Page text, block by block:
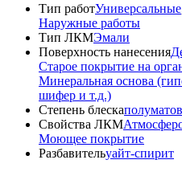
Тип работУниверсальные
Наружные работы
Тип ЛКМЭмали
Поверхность нанесения
Старое покрытие на
Минеральная основа
шифер и т.д.)
Степень блеска
Свойства ЛКМ
Моющее покрытие
Разбавительуайт-спирит